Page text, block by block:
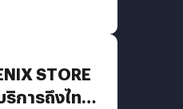
STORE
การถึงไทย